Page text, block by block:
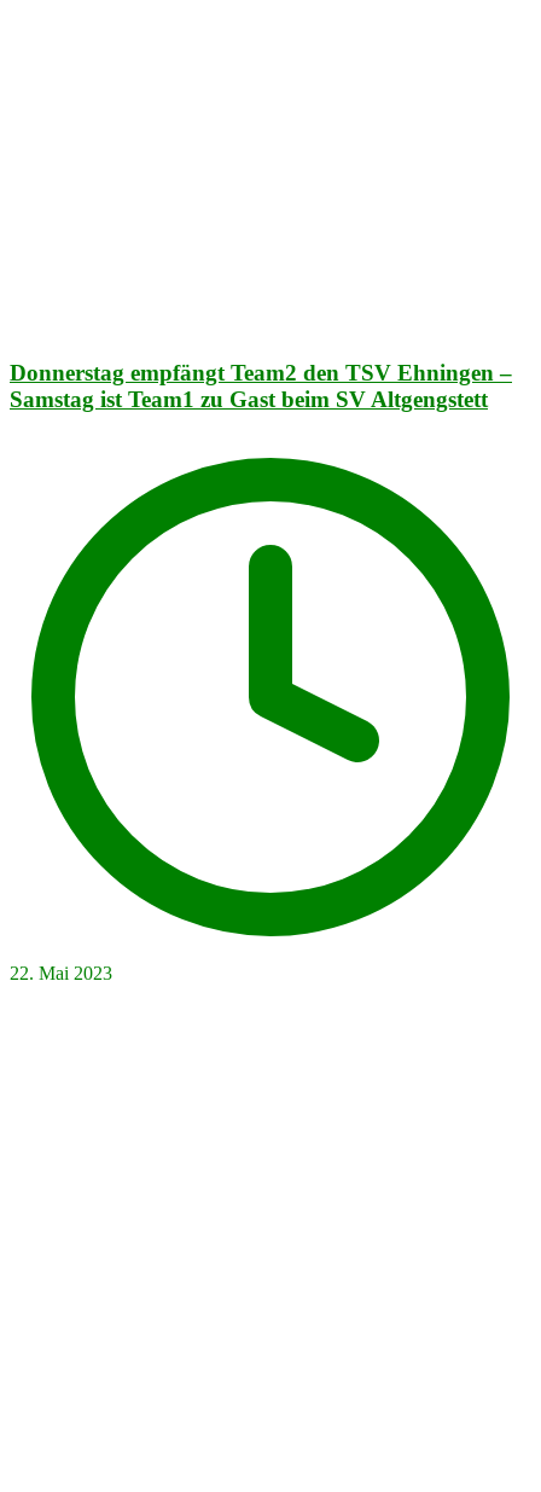
Donnerstag empfängt Team2 den TSV Ehningen –
Samstag ist Team1 zu Gast beim SV Altgengstett
22. Mai 2023